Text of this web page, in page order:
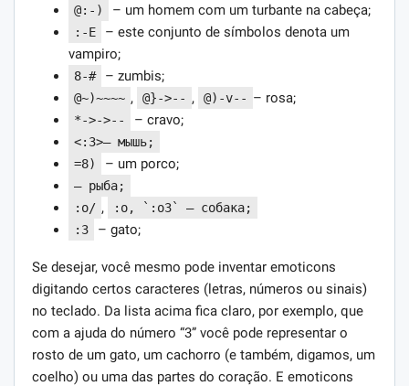
@:-) – um homem com um turbante na cabeça;
:-E
– este conjunto de símbolos denota um
vampiro;
8-# – zumbis;
@~)~~~~ , @}->-- , @)-v-- – rosa;
*->->-- – cravo;
<:3>— мышь;
=8)
– um porco;
— рыба;
:o/ ,
:o, `:o3` — собака;
:3
– gato;
Se desejar, você mesmo pode inventar emoticons
digitando certos caracteres (letras, números ou sinais)
no teclado. Da lista acima fica claro, por exemplo, que
com a ajuda do número “3” você pode representar o
rosto de um gato, um cachorro (e também, digamos, um
coelho) ou uma das partes do coração. E emoticons